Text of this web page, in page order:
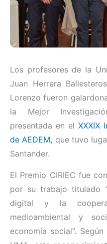
Los profesores de la
Juan Herrera
Lorenzo fueron
la Mejor
presentada en el XXXIX
de AEDEM, que tuvo
Santander.
El Premio CIRIEC fue
por su trabajo titulado
digital y la
medioambiental y
economía social”.